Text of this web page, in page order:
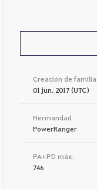
Creación de familia
01 jun. 2017 (UTC)
Hermandad
PowerRanger
PA+PD máx.
746